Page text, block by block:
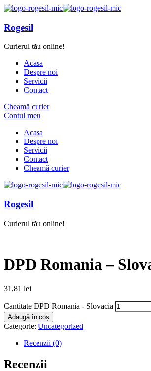
Rogesil
Curierul tău online!
Acasa
Despre noi
Servicii
Contact
Cheamă curier
Contul meu
Acasa
Despre noi
Servicii
Contact
Cheamă curier
Rogesil
Curierul tău online!
DPD Romania –
31,81 lei
Cantitate DPD Romania - Slovacia
Adaugă în coș
Categorie: Uncategorized
Recenzii (0)
Recenzii